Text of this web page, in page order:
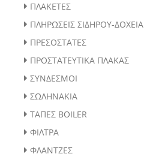
ΠΛΑΚΕΤΕΣ
ΠΛΗΡΩΣΕΙΣ ΣΙΔΗΡΟΥ-ΔΟΧΕΙΑ
ΠΡΕΣΟΣΤΑΤΕΣ
ΠΡΟΣΤΑΤΕΥΤΙΚΑ ΠΛΑΚΑΣ
ΣΥΝΔΕΣΜΟΙ
ΣΩΛΗΝΑΚΙΑ
ΤΑΠΕΣ BOILER
ΦΙΛΤΡΑ
ΦΛΑΝΤΖΕΣ